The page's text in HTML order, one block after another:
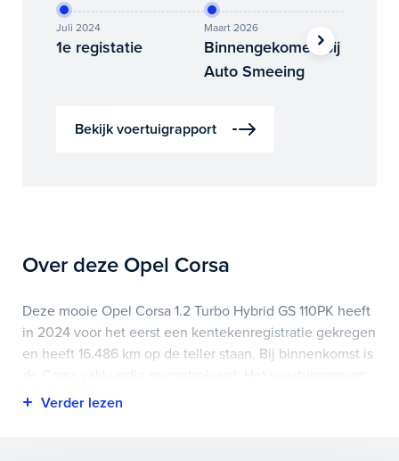
Juli 2024
1e registatie
Maart 2026
Binnengekomen bij
Auto Smeeing
Bekijk voertuigrapport
Over deze Opel Corsa
Deze mooie Opel Corsa 1.2 Turbo Hybrid GS 110PK heeft
in 2024 voor het eerst een kentekenregistratie gekregen
en heeft 16.486 km op de teller staan. Bij binnenkomst is
is op deze pagina bij onderhoud en historie te